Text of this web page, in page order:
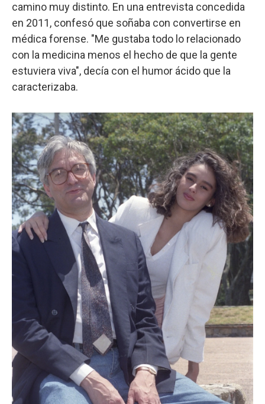
camino muy distinto. En una entrevista concedida
en 2011, confesó que soñaba con convertirse en
médica forense. "Me gustaba todo lo relacionado
con la medicina menos el hecho de que la gente
estuviera viva", decía con el humor ácido que la
caracterizaba.